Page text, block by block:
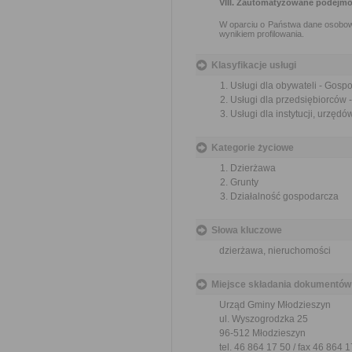
VIII. Zautomatyzowane
W oparciu o Państwa dane
wynikiem profilowania.
Klasyfikacje usługi
Usługi dla obywateli -
Usługi dla
Usługi dla instytucji,
Kategorie życiowe
Dzierżawa
Grunty
Działalność gospodarcza
Słowa kluczowe
dzierżawa, nieruchomości
Miejsce składania dokumentów
Urząd Gminy Młodzieszyn
ul. Wyszogrodzka 25
96-512 Młodzieszyn
tel. 46 864 17 50 / fax 46 864